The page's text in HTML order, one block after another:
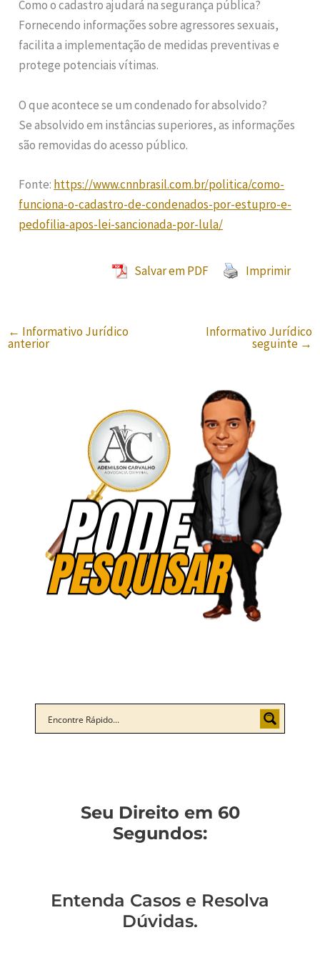
Como o cadastro ajudará na segurança pública?
Fornecendo informações sobre agressores sexuais,
facilita a implementação de medidas preventivas e
protege potenciais vítimas.
O que acontece se um condenado for absolvido?
Se absolvido em instâncias superiores, as informações
são removidas do acesso público.
Fonte: https://www.cnnbrasil.com.br/politica/como-
funciona-o-cadastro-de-condenados-por-estupro-e-
pedofilia-apos-lei-sancionada-por-lula/
Salvar em PDF Imprimir
← Informativo Jurídico
anterior
Informativo Jurídico
seguinte →
Seu Direito em 60
Segundos:
Entenda Casos e Resolva
Dúvidas.